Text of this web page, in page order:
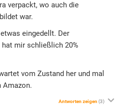
verpackt, wo auch die
war.
eingedellt. Der
hat mir schließlich 20%
vom Zustand her und mal
Amazon.
Antworten zeigen (3)